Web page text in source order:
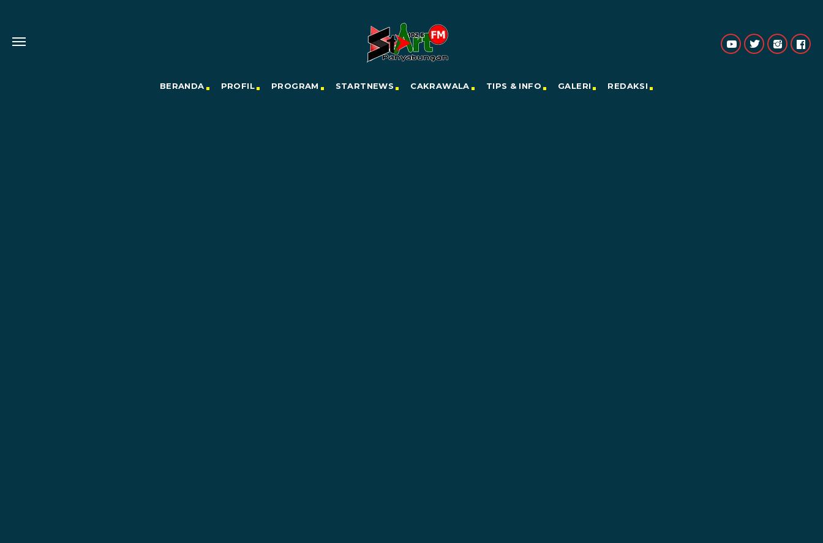
BERANDA PROFIL PROGRAM STARTNEWS CAKRAWALA TIPS & INFO GALERI REDAKSI